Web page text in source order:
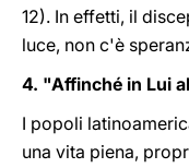
12). In effetti, il
luce, non c'è
4. "Affinché in Lui
I popoli
una vita piena,